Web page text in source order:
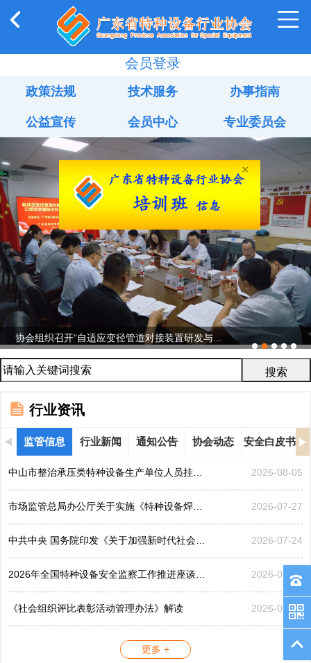
会员登录
政策法规 技术服务 办事指南
公益宣传 会员中心 专业委员会
协会组织召开“自适应变径管道对接装置研发与...
行业资讯
监管信息 行业新闻 通知公告 协会动态 安全白皮书
中山市整治承压类特种设备生产单位人员挂靠、临时凑岗、... 2026-08-05
市场监管总局办公厅关于实施《特种设备焊接操作人员考核... 2026-07-27
中共中央 国务院印发《关于加强新时代社会工作的意见》 2026-07-24
2026年全国特种设备安全监察工作推进座谈会在黑龙江哈... 2026-07-21
《社会组织评比表彰活动管理办法》解读 2026-07-17
更多 +
×